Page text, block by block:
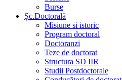
Burse
Șc.Doctorală
Misiune si istoric
Program doctoral
Doctoranzi
Teze de doctorat
Structura SD IIR
Studii Postdoctorale